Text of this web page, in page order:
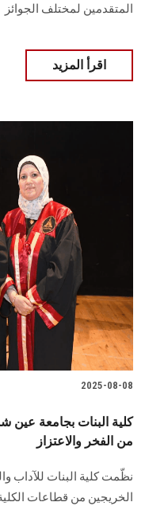
المتقدمين لمختلف الجوائز
اقرأ المزيد
2025-08-08
كلية البنات بجامعة عين
من الفخر والاعتزاز
نظّمت كلية البنات للآداب
الخريجين من قطاعات